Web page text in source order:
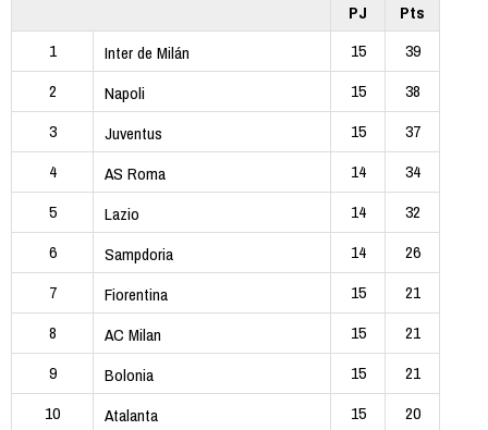
PJ
Pts
1
Inter de Milán 15
39
2
Napoli 15
38
3
Juventus 15
37
4
AS Roma 14
34
5
Lazio 14
32
6
Sampdoria 14
26
7
Fiorentina 15
21
8
AC Milan 15
21
9
Bolonia 15
21
10
Atalanta 15
20